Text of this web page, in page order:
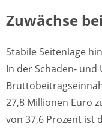
Zuwächse
Stabile Seitenlage
In der Schaden-
27,8 Millionen Euro
von 37,6 Prozent ist